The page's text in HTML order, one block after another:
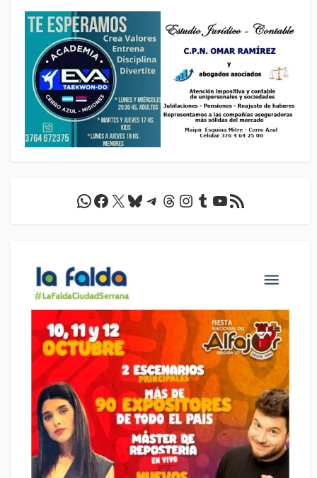
WhatsApp
Facebook
X Bluesky
Telegram
Threads
Instagram
Tumblr
YouTube
Feed RSS